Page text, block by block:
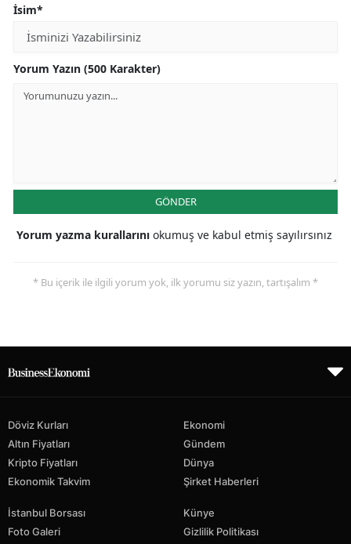
İsim*
Yorum Yazın (500 Karakter)
GÖNDER
Yorum yazma kurallarını okumuş ve kabul etmiş sayılırsınız
* Bu içerik ile ilgili yorum yok, ilk yorumu siz yazın, tartışalım *
Döviz Kurları
Altın Fiyatları
Kripto Fiyatları
Ekonomik Takvim
Ekonomi
Gündem
Dünya
Şirket Haberleri
İstanbul Borsası
Foto Galeri
Künye
Gizlilik Politikası